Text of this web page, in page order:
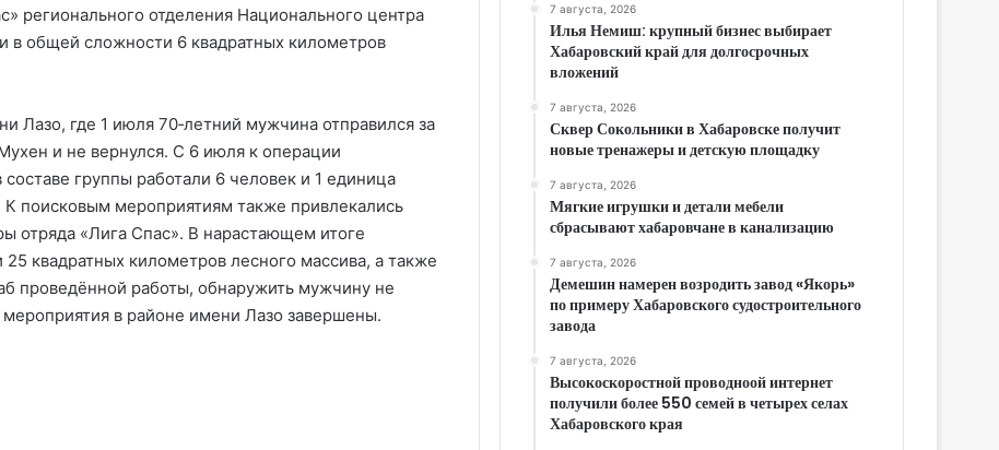
регионального отделения Национального центра
в общей сложности 6 квадратных километров
Лазо, где 1 июля 70‑летний мужчина отправился за
и не вернулся. С 6 июля к операции
группы работали 6 человек и 1 единица
К поисковым мероприятиям также привлекались
отряда «Лига Спас». В нарастающем итоге
квадратных километров лесного массива, а также
проведённой работы, обнаружить мужчину не
в районе имени Лазо завершены.
7 августа, 2026
Илья Немиш: крупный бизнес выбирает
Хабаровский край для долгосрочных
вложений
7 августа, 2026
Сквер Сокольники в Хабаровске получит
новые тренажеры и детскую площадку
7 августа, 2026
Мягкие игрушки и детали мебели
сбрасывают хабаровчане в канализацию
7 августа, 2026
Демешин намерен возродить завод «Якорь»
по примеру Хабаровского судостроительного
завода
7 августа, 2026
Высокоскоростной проводноой интернет
получили более 550 семей в четырех селах
Хабаровского края